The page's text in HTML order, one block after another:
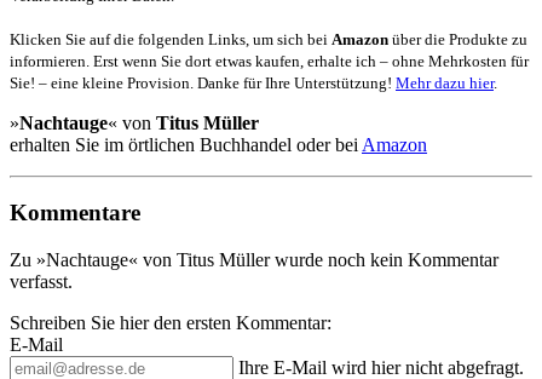
Klicken Sie auf die folgenden Links, um sich bei Amazon über die Produkte zu
informieren. Erst wenn Sie dort etwas kaufen, erhalte ich – ohne Mehrkosten für
Sie! – eine kleine Provision. Danke für Ihre Unterstützung! Mehr dazu hier.
»Nachtauge« von Titus Müller
erhalten Sie im örtlichen Buchhandel oder bei Amazon
Kommentare
Zu »Nachtauge« von Titus Müller wurde noch kein Kommentar
verfasst.
Schreiben Sie hier den ersten Kommentar:
E-Mail
Ihre E-Mail wird hier nicht abgefragt.